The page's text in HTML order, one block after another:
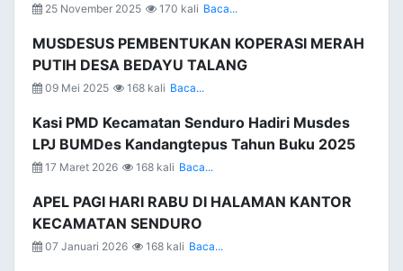
25 November 2025 170 kali Baca...
MUSDESUS PEMBENTUKAN KOPERASI MERAH
PUTIH DESA BEDAYU TALANG
09 Mei 2025 168 kali Baca...
Kasi PMD Kecamatan Senduro Hadiri Musdes
LPJ BUMDes Kandangtepus Tahun Buku 2025
17 Maret 2026 168 kali Baca...
APEL PAGI HARI RABU DI HALAMAN KANTOR
KECAMATAN SENDURO
07 Januari 2026 168 kali Baca...